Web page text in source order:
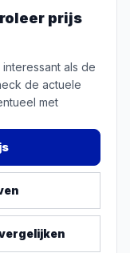
prijs
als de
de actuele
met